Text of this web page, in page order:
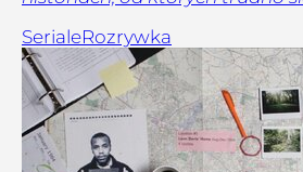
SerialeRozrywka